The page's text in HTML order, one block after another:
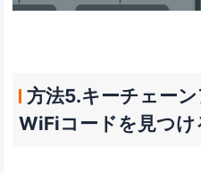
方法5.キーチェー
WiFiコードを見つ